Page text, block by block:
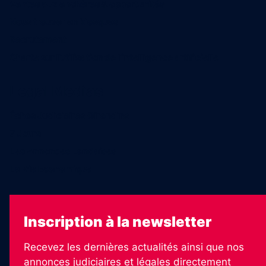
Inscription à la newsletter
Recevez les dernières actualités ainsi que nos
annonces judiciaires et légales directement